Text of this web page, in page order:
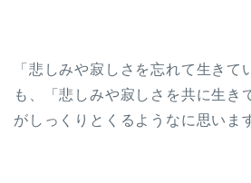
「悲しみや寂しさを忘れて生きて
も、「悲しみや寂しさを共に生き
がしっくりとくるようなに思いま